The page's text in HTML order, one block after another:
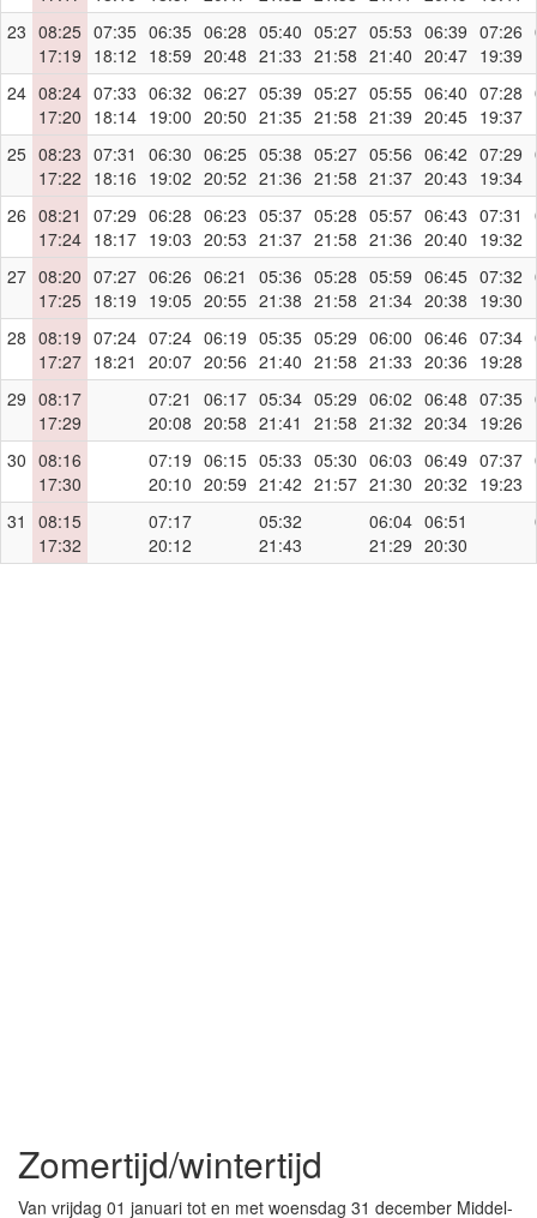
23 08:25
17:19
07:35
18:12
06:35
18:59
06:28
20:48
05:40
21:33
05:27
21:58
05:53
21:40
06:39
20:47
07:26
19:39
24 08:24
17:20
07:33
18:14
06:32
19:00
06:27
20:50
05:39
21:35
05:27
21:58
05:55
21:39
06:40
20:45
07:28
19:37
25 08:23
17:22
07:31
18:16
06:30
19:02
06:25
20:52
05:38
21:36
05:27
21:58
05:56
21:37
06:42
20:43
07:29
19:34
26 08:21
17:24
07:29
18:17
06:28
19:03
06:23
20:53
05:37
21:37
05:28
21:58
05:57
21:36
06:43
20:40
07:31
19:32
27 08:20
17:25
07:27
18:19
06:26
19:05
06:21
20:55
05:36
21:38
05:28
21:58
05:59
21:34
06:45
20:38
07:32
19:30
28 08:19
17:27
07:24
18:21
07:24
20:07
06:19
20:56
05:35
21:40
05:29
21:58
06:00
21:33
06:46
20:36
07:34
19:28
29 08:17
17:29
07:21
20:08
06:17
20:58
05:34
21:41
05:29
21:58
06:02
21:32
06:48
20:34
07:35
19:26
30 08:16
17:30
07:19
20:10
06:15
20:59
05:33
21:42
05:30
21:57
06:03
21:30
06:49
20:32
07:37
19:23
31
08:15
17:32
07:17
20:12
05:32
21:43
06:04
21:29
06:51
20:30
Zomertijd/wintertijd
Van vrijdag 01 januari tot en met woensdag 31 december Middel-